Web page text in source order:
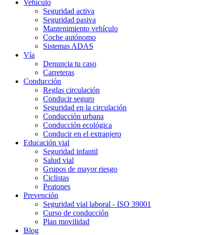
Vehículo
Seguridad activa
Seguridad pasiva
Mantenimiento vehículo
Coche autónomo
Sistemas ADAS
Vía
Denuncia tu caso
Carreteras
Conducción
Reglas circulación
Conducir seguro
Seguridad en la circulación
Conducción urbana
Conducción ecológica
Conducir en el extranjero
Educación vial
Seguridad infantil
Salud vial
Grupos de mayor riesgo
Ciclistas
Peatones
Prevención
Seguridad vial laboral - ISO 39001
Curso de conducción
Plan movilidad
Blog